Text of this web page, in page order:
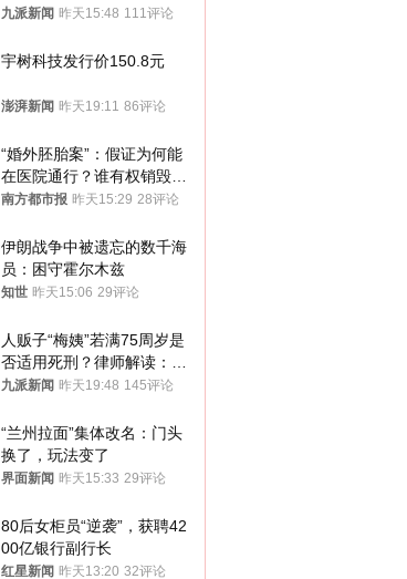
衷是为了陪伴，毕业后将不
九派新闻 昨天15:48 111评论
宇树科技发行价150.8元
澎湃新闻 昨天19:11 86评论
“婚外胚胎案”：假证为何能
在医院通行？谁有权销毁胚
胎？
南方都市报 昨天15:29 28评论
伊朗战争中被遗忘的数千海
员：困守霍尔木兹
知世 昨天15:06 29评论
人贩子“梅姨”若满75周岁是
否适用死刑？律师解读：很
大概率不会被判处死刑
九派新闻 昨天19:48 145评论
“兰州拉面”集体改名：门头
换了，玩法变了
界面新闻 昨天15:33 29评论
80后女柜员“逆袭”，获聘42
00亿银行副行长
红星新闻 昨天13:20 32评论